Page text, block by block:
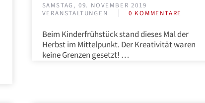
SAMSTAG, 09. NOVEMBER 2019
VERANSTALTUNGEN
0 KOMMENTARE
Beim Kinderfrühstück stand dieses Mal der
Herbst im Mittelpunkt. Der Kreativität waren
keine Grenzen gesetzt! …